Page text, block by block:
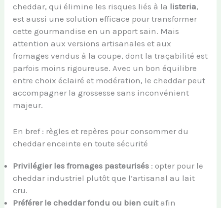
cheddar, qui élimine les risques liés à la listeria,
est aussi une solution efficace pour transformer
cette gourmandise en un apport sain. Mais
attention aux versions artisanales et aux
fromages vendus à la coupe, dont la traçabilité est
parfois moins rigoureuse. Avec un bon équilibre
entre choix éclairé et modération, le cheddar peut
accompagner la grossesse sans inconvénient
majeur.
En bref : règles et repères pour consommer du
cheddar enceinte en toute sécurité
Privilégier les fromages pasteurisés : opter pour le
cheddar industriel plutôt que l’artisanal au lait
cru.
Préférer le cheddar fondu ou bien cuitafin